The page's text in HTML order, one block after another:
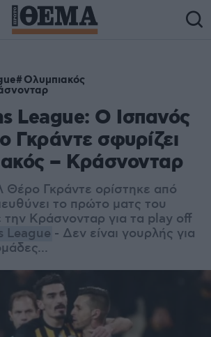
Ολυμπιακός
League: Ο Ισπανός
Γκράντε σφυρίζει
– Κράσνονταρ
Γκράντε ορίστηκε από
το πρώτο ματς του
την Κράσνονταρ για τα play off
League - Δεν είναι γουρλής για